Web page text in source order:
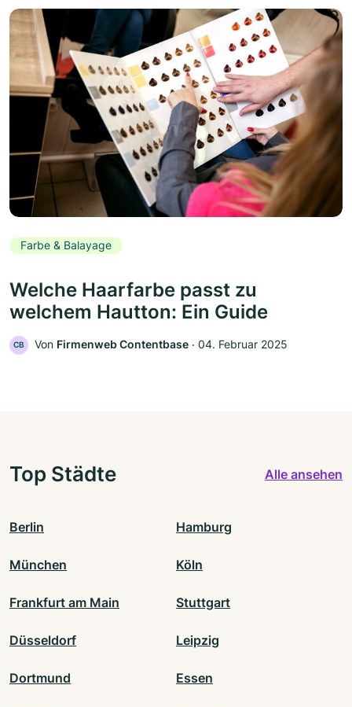
Farbe & Balayage
Welche Haarfarbe passt zu
welchem Hautton: Ein Guide
CB Von Firmenweb Contentbase ‧ 04. Februar 2025
Top Städte Alle ansehen
Berlin Hamburg
München Köln
Frankfurt am Main Stuttgart
Düsseldorf Leipzig
Dortmund Essen